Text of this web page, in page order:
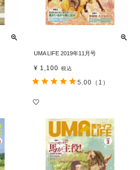
UMA LIFE 2019年11月号
¥ 1,100 税込
5.00 （1）